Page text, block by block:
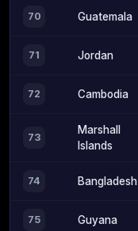
70 Guatemala
71 Jordan
72 Cambodia
73
Marshall
Islands
74 Bangladesh
75 Guyana